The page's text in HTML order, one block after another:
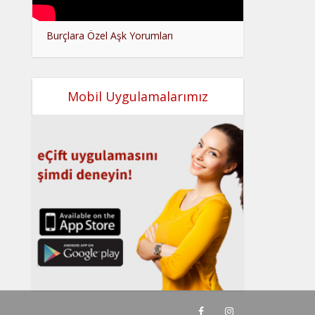
Burçlara Özel Aşk Yorumları
Mobil Uygulamalarımız